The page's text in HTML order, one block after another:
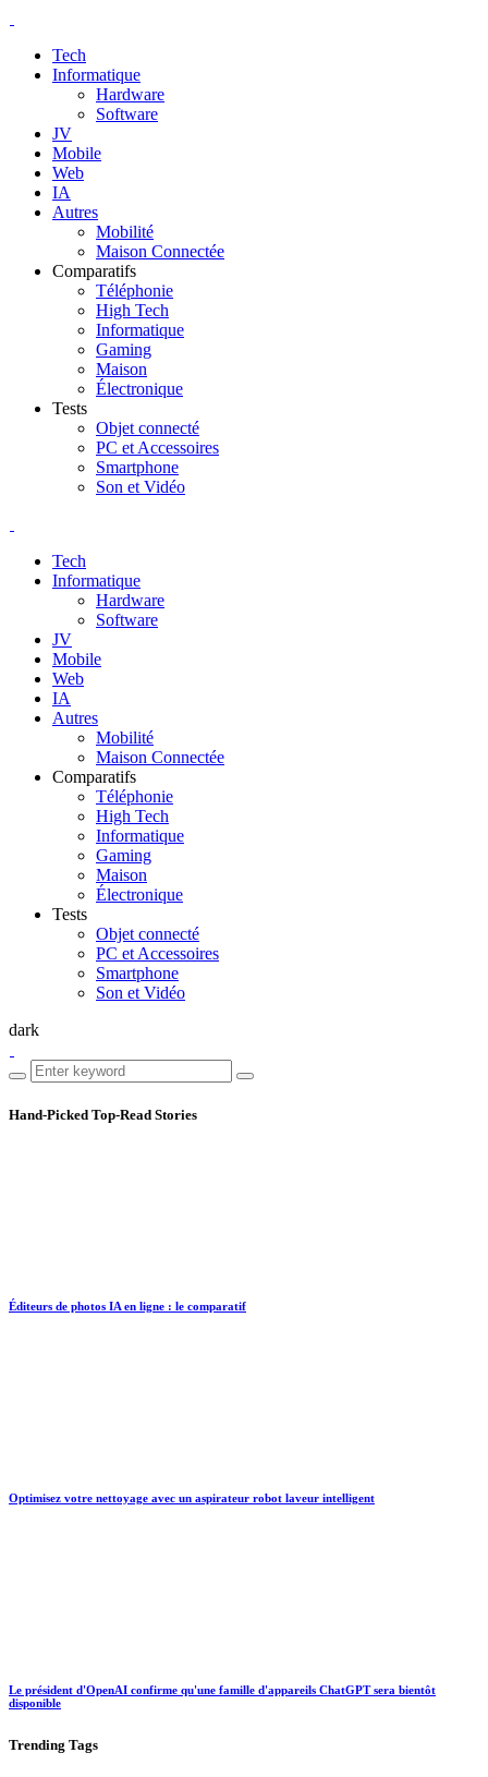
Tech
Informatique
Hardware
Software
JV
Mobile
Web
IA
Autres
Mobilité
Maison Connectée
Comparatifs
Téléphonie
High Tech
Informatique
Gaming
Maison
Électronique
Tests
Objet connecté
PC et Accessoires
Smartphone
Son et Vidéo
Tech
Informatique
Hardware
Software
JV
Mobile
Web
IA
Autres
Mobilité
Maison Connectée
Comparatifs
Téléphonie
High Tech
Informatique
Gaming
Maison
Électronique
Tests
Objet connecté
PC et Accessoires
Smartphone
Son et Vidéo
dark
Hand-Picked Top-Read Stories
Éditeurs de photos IA en ligne : le comparatif
Optimisez votre nettoyage avec un aspirateur robot laveur intelligent
Le président d'OpenAI confirme qu'une famille d'appareils ChatGPT sera bientôt
disponible
Trending Tags